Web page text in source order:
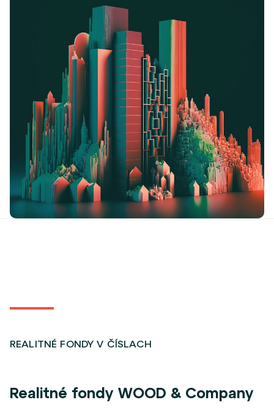
REALITNÉ FONDY V ČÍSLACH
Realitné fondy WOOD & Company